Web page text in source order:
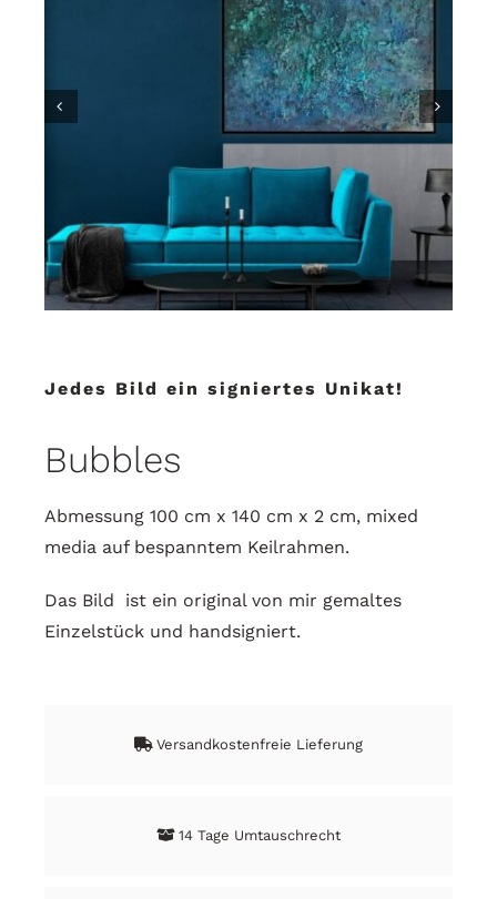
 
Jedes Bild ein signiertes Unikat!
Bubbles
Abmessung 100 cm x 140 cm x 2 cm, mixed
media auf bespanntem Keilrahmen.
Das Bild ist ein original von mir gemaltes
Einzelstück und handsigniert.
Versandkostenfreie Lieferung
14 Tage Umtauschrecht